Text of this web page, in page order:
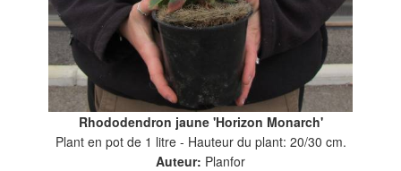
Rhododendron jaune 'Horizon Monarch'
Plant en pot de 1 litre - Hauteur du plant: 20/30 cm.
Auteur: Planfor